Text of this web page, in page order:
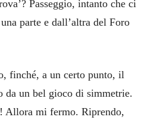
Passeggio, intanto che ci
parte e dall’altra del Foro
finché, a un certo punto, il
da un bel gioco di simmetrie.
Allora mi fermo. Riprendo,